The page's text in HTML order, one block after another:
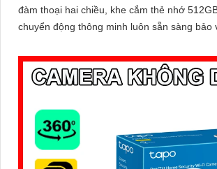
đàm thoại hai chiều, khe cắm thẻ nhớ
chuyển động thông minh luôn sẵn sàng bảo